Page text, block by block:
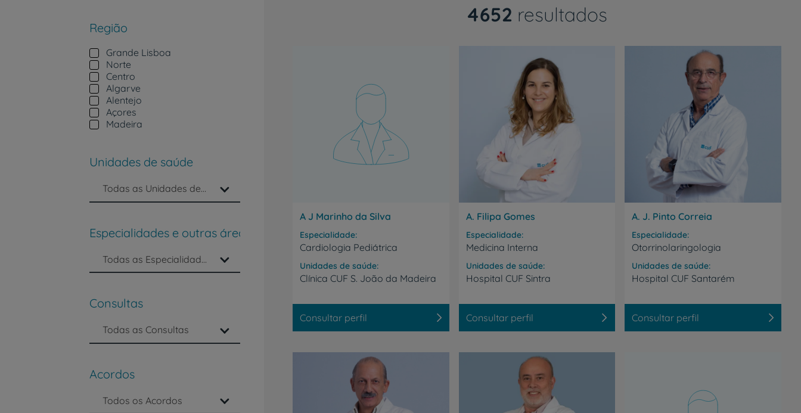
Região
Grande Lisboa
Norte
Centro
Algarve
Alentejo
Açores
Madeira
Unidades de saúde
Todas as Unidades de saúde
Especialidades e outras áreas da saúde
Todas as Especialidades e outras áreas da saúde
Consultas
Todas as Consultas
Acordos
Todos os Acordos
4652 resultados
A J Marinho da Silva
Especialidade
Cardiologia Pediátrica
Unidades de saúde
Clínica CUF S. João da Madeira
Consultar perfil
A. Filipa Gomes
Especialidade
Medicina Interna
Unidades de saúde
Hospital CUF Sintra
Consultar perfil
A. J. Pinto Correia
Especialidade
Otorrinolaringologia
Unidades de saúde
Hospital CUF Santarém
Consultar perfil